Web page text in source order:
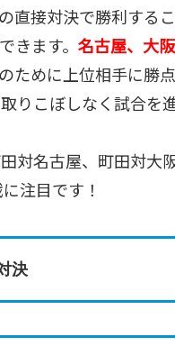
直接対決で勝利する
きます。 名古屋、大
ために上位相手に勝
りこぼしなく試合を
対名古屋、町田対大
注目です！
決